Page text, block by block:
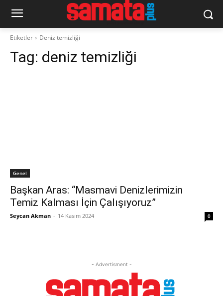
Etiketler Deniz temizliği
Tag: deniz temizliği
Genel
Başkan Aras: “Masmavi Denizlerimizin
Temiz Kalması İçin Çalışıyoruz”
Seycan Akman - 14 Kasım 2024 0
- Advertisment -